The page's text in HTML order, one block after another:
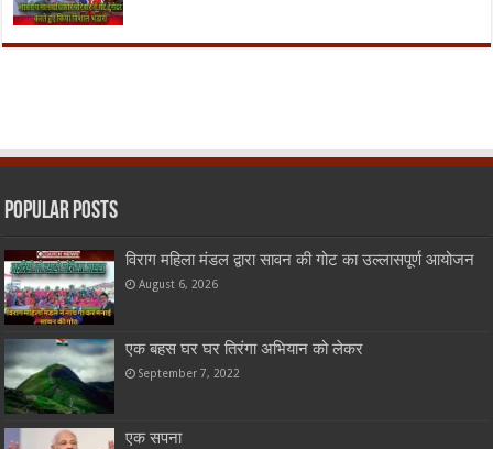
Popular Posts
विराग महिला मंडल द्वारा सावन की गोट का उल्लासपूर्ण आयोजन
August 6, 2026
एक बहस घर घर तिरंगा अभियान को लेकर
September 7, 2022
एक सपना